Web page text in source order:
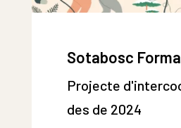
Sotabosc
Projecte
des de 2024